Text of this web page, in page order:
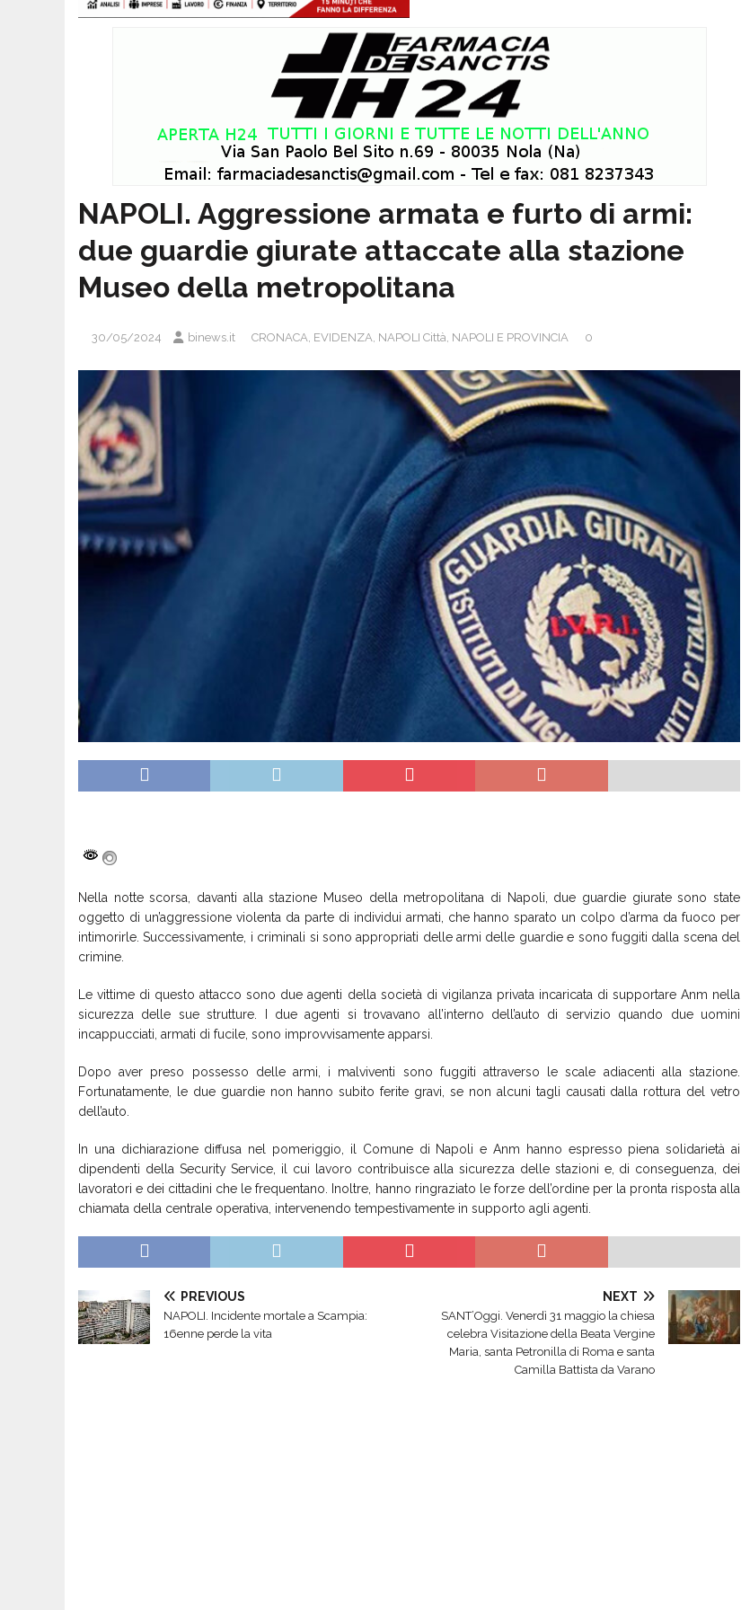
NAPOLI. Aggressione armata e furto di armi:
due guardie giurate attaccate alla stazione
Museo della metropolitana
30/05/2024 binews.it CRONACA, EVIDENZA, NAPOLI Città, NAPOLI E PROVINCIA 0
Nella notte scorsa, davanti alla stazione Museo della metropolitana di Napoli, due guardie giurate sono state
oggetto di un’aggressione violenta da parte di individui armati, che hanno sparato un colpo d’arma da fuoco per
intimorirle. Successivamente, i criminali si sono appropriati delle armi delle guardie e sono fuggiti dalla scena del
crimine.
Le vittime di questo attacco sono due agenti della società di vigilanza privata incaricata di supportare Anm nella
sicurezza delle sue strutture. I due agenti si trovavano all’interno dell’auto di servizio quando due uomini
incappucciati, armati di fucile, sono improvvisamente apparsi.
Dopo aver preso possesso delle armi, i malviventi sono fuggiti attraverso le scale adiacenti alla stazione.
Fortunatamente, le due guardie non hanno subito ferite gravi, se non alcuni tagli causati dalla rottura del vetro
dell’auto.
In una dichiarazione diffusa nel pomeriggio, il Comune di Napoli e Anm hanno espresso piena solidarietà ai
dipendenti della Security Service, il cui lavoro contribuisce alla sicurezza delle stazioni e, di conseguenza, dei
lavoratori e dei cittadini che le frequentano. Inoltre, hanno ringraziato le forze dell’ordine per la pronta risposta alla
chiamata della centrale operativa, intervenendo tempestivamente in supporto agli agenti.
PREVIOUS
NAPOLI. Incidente mortale a Scampia:
16enne perde la vita
NEXT
SANT’Oggi. Venerdì 31 maggio la chiesa
celebra Visitazione della Beata Vergine
Maria, santa Petronilla di Roma e santa
Camilla Battista da Varano